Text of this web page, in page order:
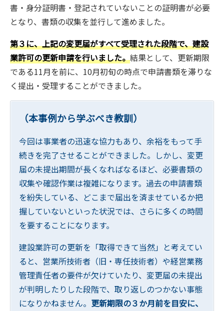
書・身分証明書・登記されていないことの証明書が必要
となり、書類の収集を並行して進めました。
第３に、上記の変更届がすべて受理された段階で、建設
業許可の更新申請を行いました。結果として、更新期限
である11月を前に、10月初旬の時点で申請書類を滞りな
く提出・受理することができました。
（本事例から学ぶべき教訓）
今回は事業者の迅速な協力もあり、余裕をもって手
続きを完了させることができました。しかし、変更
届の未提出期間が長くなればなるほど、必要書類の
収集や確認作業は複雑になります。過去の申請書類
を紛失している、どこまで届出を済ませているか把
握していないといった状況では、さらに多くの時間
を要することになります。
建設業許可の更新を「取得できて当然」と考えてい
ると、営業所技術者（旧・専任技術者）や経営業務
管理責任者の要件が欠けていたり、変更届の未提出
が判明したりした段階で、取り返しのつかない事態
になりかねません。 更新期限の３か月前を目安に、